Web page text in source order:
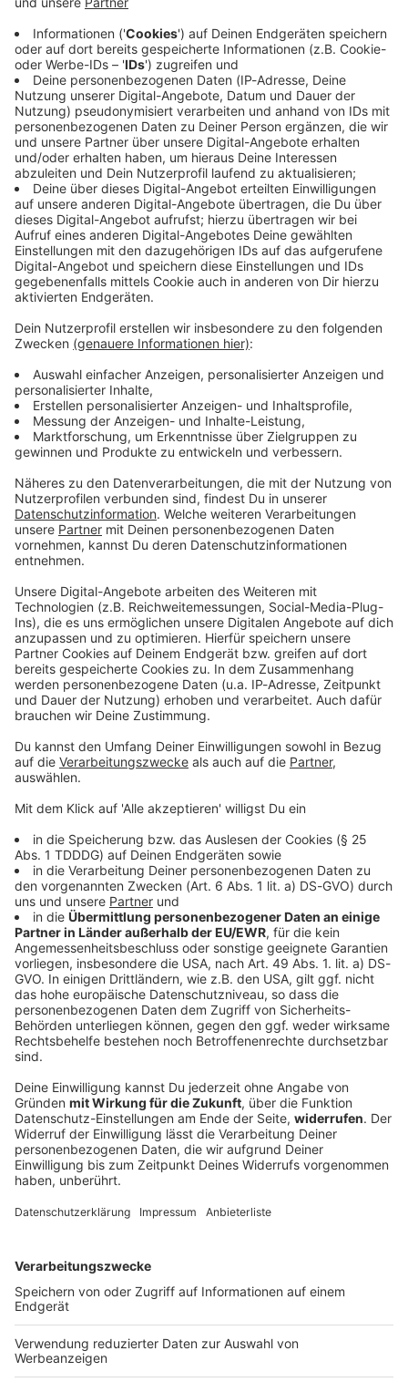
Immer auf dem Laufenden
bleiben!
Verpass' nichts mehr - mit unserem kostenlosen
ANTENNE BAYERN Newsletter. Ob Nachrichten,
Lifestyle oder unsere neuesten Aktionen - wir
informieren dich.
Zum Newsletter anmelden
Du möchtest uns etwas sagen?
Studio Hotline
Kontaktformular
Sprachnachricht
© dpa-infocom, dpa:260601-930-158055/3
Sport
Messi reist zur Trauerfeier seines Vaters nach
Argentinien
Jorge Messi begleitete seinen Sohn von den Anfängen
bis zum Wechsel zu Inter Miami. Nun ist er gestorben.
DEINE GEMERKTEN ARTIKEL
Du hast dir noch keine Artikel gemerkt
Markiere sie hierfür mit einem